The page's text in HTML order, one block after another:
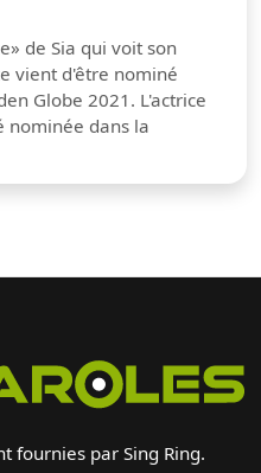
de Sia qui voit son
vient d'être nominé
Globe 2021. L'actrice
nominée dans la
fournies par Sing Ring.